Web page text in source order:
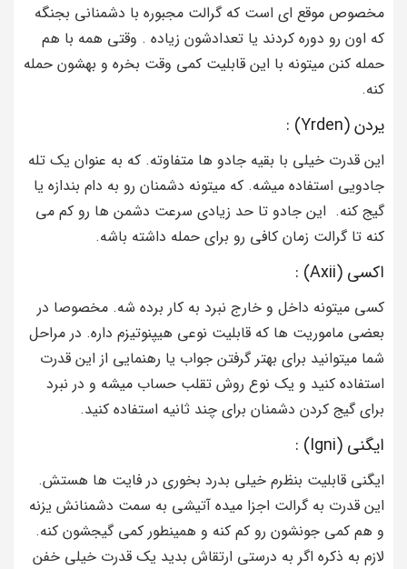
مخصوص موقع ای است که گرالت مجبوره با دشمنانی بجنگه
که اون رو دوره کردند یا تعدادشون زیاده . وقتی همه با هم
حمله کنن میتونه با این قابلیت کمی وقت بخره و بهشون حمله
کنه.
یردن (Yrden) :
این قدرت خیلی با بقیه جادو ها متفاوته. که به عنوان یک تله
جادویی استفاده میشه. که میتونه دشمنان رو به دام بندازه یا
گیج کنه. این جادو تا حد زیادی سرعت دشمن ها رو کم می
کنه تا گرالت زمان کافی رو برای حمله داشته باشه.
اکسی (Axii) :
کسی میتونه داخل و خارج نبرد به کار برده شه. مخصوصا در
بعضی ماموریت ها که قابلیت نوعی هیپنوتیزم داره. در مراحل
شما میتوانید برای بهتر گرفتن جواب یا رهنمایی از این قدرت
استفاده کنید و یک نوع روش تقلب حساب میشه و در نبرد
برای گیج کردن دشمنان برای چند ثانیه استفاده کنید.
ایگنی (Igni) :
ایگنی قابلیت بنظرم خیلی بدرد بخوری در فایت ها هستش.
این قدرت به گرالت اجزا میده آتیشی به سمت دشمنانش یزنه
و هم کمی جونشون رو کم کنه و همینطور کمی گیجشون کنه.
لازم به ذکره اگر به درستی ارتقاش بدید یک قدرت خیلی خفن